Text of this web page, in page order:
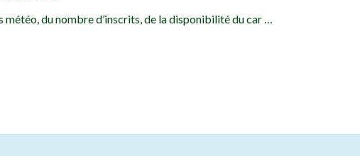
du nombre d’inscrits, de la disponibilité du car …